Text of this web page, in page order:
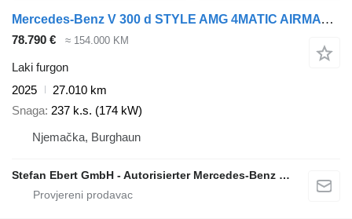
Mercedes-Benz V 300 d STYLE AMG 4MATIC AIRMATIC DISTRONIC Pano
78.790 € ≈ 154.000 KM
Laki furgon
2025
27.010 km
Snaga 237 k.s. (174 kW)
Njemačka, Burghaun
Stefan Ebert GmbH - Autorisierter Mercedes-Benz Servicepartner